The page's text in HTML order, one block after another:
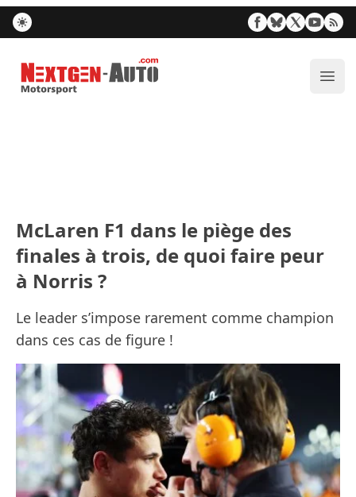
Nextgen-Auto.com
McLaren F1 dans le piège des
finales à trois, de quoi faire peur
à Norris ?
Le leader s’impose rarement comme champion
dans ces cas de figure !